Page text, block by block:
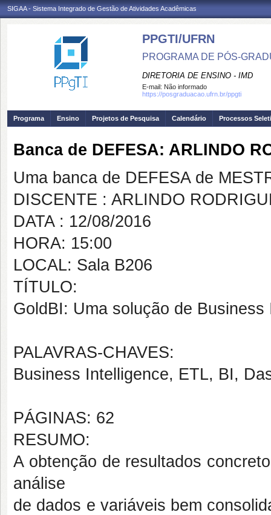
SIGAA - Sistema Integrado de Gestão de Atividades Acadêmicas
PPGTI/UFRN
PROGRAMA DE PÓS-
DIRETORIA DE ENSINO - IMD
E-mail: Não informado
https://posgraduacao.ufrn.br/ppgti
Programa Ensino Projetos de Pesquisa Calendário Processos
Banca de DEFESA: ARLINDO
Uma banca de DEFESA de
DISCENTE : ARLINDO
DATA : 12/08/2016
HORA: 15:00
LOCAL: Sala B206
TÍTULO:
GoldBI: Uma solução de
PALAVRAS-CHAVES:
Business Intelligence, ETL, BI,
PÁGINAS: 62
RESUMO:
A obtenção de resultados
análise
de dados e variáveis bem